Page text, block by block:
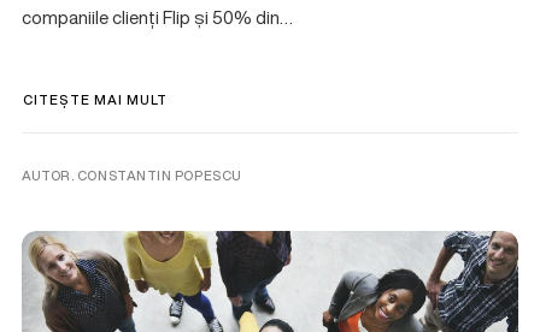
companiile clienți Flip și 50% din…
CITEȘTE MAI MULT
AUTOR. CONSTANTIN POPESCU